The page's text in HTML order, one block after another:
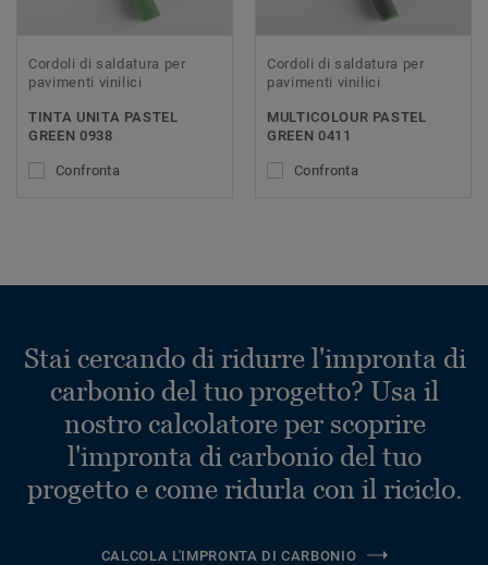
Cordoli di saldatura per
pavimenti vinilici
TINTA UNITA PASTEL
GREEN 0938
Confronta
Cordoli di saldatura per
pavimenti vinilici
MULTICOLOUR PASTEL
GREEN 0411
Confronta
Stai cercando di ridurre l'impronta di
carbonio del tuo progetto? Usa il
nostro calcolatore per scoprire
l'impronta di carbonio del tuo
progetto e come ridurla con il riciclo.
CALCOLA L'IMPRONTA DI CARBONIO